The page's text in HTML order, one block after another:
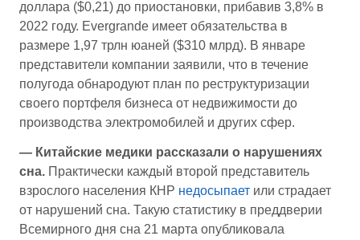
доллара ($0,21) до приостановки, прибавив 3,8% в
2022 году. Evergrande имеет обязательства в
размере 1,97 трлн юаней ($310 млрд). В январе
представители компании заявили, что в течение
полугода обнародуют план по реструктуризации
своего портфеля бизнеса от недвижимости до
производства электромобилей и других сфер.
— Китайские медики рассказали о нарушениях
сна. Практически каждый второй представитель
взрослого населения КНР недосыпает или страдает
от нарушений сна. Такую статистику в преддверии
Всемирного дня сна 21 марта опубликовала